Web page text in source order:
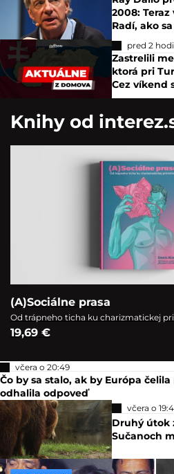
2008:
Radí, ako
pred 2
Zastrelili
ktorá pri
Cez víkend
Knihy od
(A)Sociálne prasa
Od trápneho ticha ku charizmatickej
19,69 €
včera o 20:49
Čo by sa stalo, ak by Európa
odhalila odpoveď
včera o
Druhý útok
Sučanoch